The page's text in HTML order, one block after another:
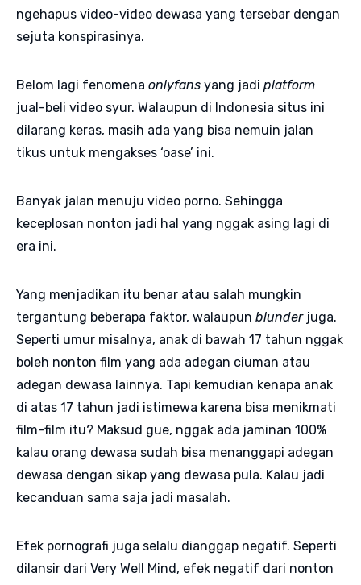
ngehapus video-video dewasa yang tersebar dengan
sejuta konspirasinya.
Belom lagi fenomena onlyfans yang jadi platform
jual-beli video syur. Walaupun di Indonesia situs ini
dilarang keras, masih ada yang bisa nemuin jalan
tikus untuk mengakses ‘oase’ ini.
Banyak jalan menuju video porno. Sehingga
keceplosan nonton jadi hal yang nggak asing lagi di
era ini.
Yang menjadikan itu benar atau salah mungkin
tergantung beberapa faktor, walaupun blunder juga.
Seperti umur misalnya, anak di bawah 17 tahun nggak
boleh nonton film yang ada adegan ciuman atau
adegan dewasa lainnya. Tapi kemudian kenapa anak
di atas 17 tahun jadi istimewa karena bisa menikmati
film-film itu? Maksud gue, nggak ada jaminan 100%
kalau orang dewasa sudah bisa menanggapi adegan
dewasa dengan sikap yang dewasa pula. Kalau jadi
kecanduan sama saja jadi masalah.
Efek pornografi juga selalu dianggap negatif. Seperti
dilansir dari Very Well Mind, efek negatif dari nonton